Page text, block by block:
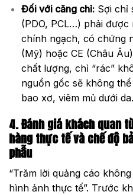
Đối với căng chỉ:Sợi chỉ
(PDO, PCL…) phải được
chính ngạch, có chứng
(Mỹ) hoặc CE (Châu
chất lượng, chỉ “rác”
nguồn gốc sẽ không
bao xơ, viêm mủ dưới da.
4. Đánh giá khách quan
hàng thực tế và chế độ
phẫu
“Trăm lời quảng cáo
hình ảnh thực tế”. Trước